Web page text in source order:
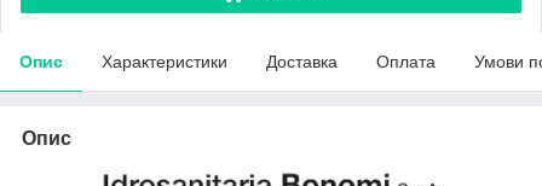
Опис Характеристики Доставка Оплата Умови
Опис